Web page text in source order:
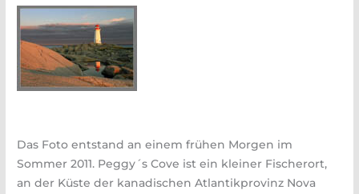
Das Foto entstand an einem frühen Morgen im
Sommer 2011. Peggy´s Cove ist ein kleiner Fischerort,
an der Küste der kanadischen Atlantikprovinz Nova